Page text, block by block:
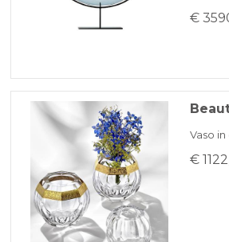
€
Vaso
€